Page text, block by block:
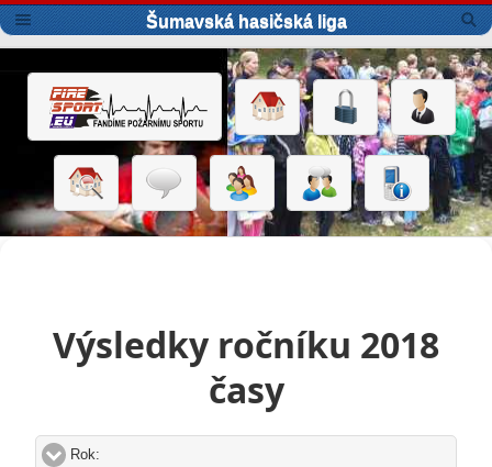
Šumavská hasičská liga
Výsledky ročníku 2018
časy
Rok: